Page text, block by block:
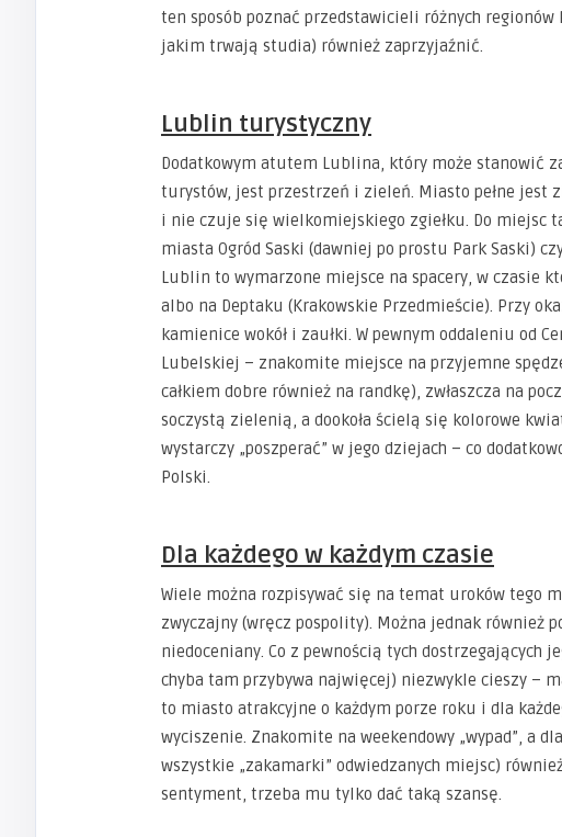
ten sposób poznać przedstawicieli różnych
jakim trwają studia) również zaprzyjaźnić.
Lublin turystyczny
Dodatkowym atutem Lublina, który może stanowić
turystów, jest przestrzeń i zieleń. Miasto pełne jest
i nie czuje się wielkomiejskiego zgiełku. Do miejsc
miasta Ogród Saski (dawniej po prostu Park Saski)
Lublin to wymarzone miejsce na spacery, w czasie
albo na Deptaku (Krakowskie Przedmieście). Przy
kamienice wokół i zaułki. W pewnym oddaleniu od
Lubelskiej – znakomite miejsce na przyjemne
całkiem dobre również na randkę), zwłaszcza na
soczystą zielenią, a dookoła ścielą się kolorowe
wystarczy „poszperać” w jego dziejach – co
Polski.
Dla każdego w każdym czasie
Wiele można rozpisywać się na temat uroków tego
zwyczajny (wręcz pospolity). Można jednak
niedoceniany. Co z pewnością tych dostrzegających
chyba tam przybywa najwięcej) niezwykle cieszy –
to miasto atrakcyjne o każdym porze roku i dla
wyciszenie. Znakomite na weekendowy „wypad”, a
wszystkie „zakamarki” odwiedzanych miejsc)
sentyment, trzeba mu tylko dać taką szansę.